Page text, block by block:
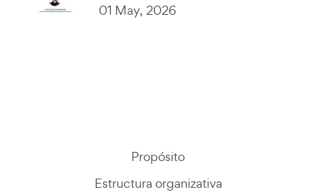
01 May, 2026
Propósito
Estructura organizativa